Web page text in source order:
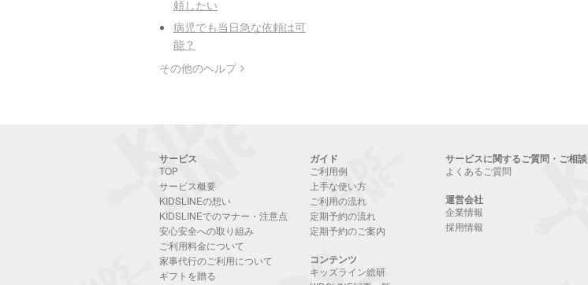
頼したい
病児でも当日急な依頼は可
能？
その他のヘルプ
サービス
TOP
サービス概要
KIDSLINEの想い
KIDSLINEでのマナー・注意点
安心安全への取り組み
ご利用料金について
家事代行のご利用について
ギフトを贈る
ガイド
ご利用例
上手な使い方
ご利用の流れ
定期予約の流れ
定期予約のご案内
コンテンツ
キッズライン総研
サービスに関するご質問・ご相談
よくあるご質問
運営会社
企業情報
採用情報